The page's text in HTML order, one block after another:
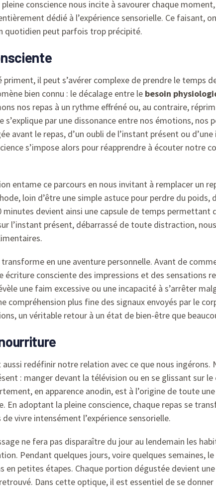
conscience nous incite à savourer chaque
dédié à l’expérience sensorielle. Ce faisant,
quotidien peut parfois trop précipité.
il peut s’avérer complexe de prendre le temps
bien connu : le décalage entre le besoin
nos repas à un rythme effréné ou, au contraire,
par une dissonance entre nos émotions, nos
avant le repas, d’un oubli de l’instant présent ou
s’impose alors pour réapprendre à écouter notre
entame ce parcours en nous invitant à remplacer un
loin d’être une simple astuce pour perdre du poids,
devient ainsi une capsule de temps
l’instant présent, débarrassé de toute distraction,
en une aventure personnelle. Avant de
écriture consciente des impressions et des sensations
une faim excessive ou une incapacité à s’arrêter
compréhension plus fine des signaux envoyés par le
un véritable retour à un état de bien-être que
aussi redéfinir notre relation avec ce que nous
: manger devant la télévision ou en se glissant sur
en apparence anodin, est à l’origine de toute
En adoptant la pleine conscience, chaque repas se
vivre intensément l’expérience sensorielle.
ne fera pas disparaître du jour au lendemain les
Pendant quelques jours, voire quelques semaines,
en petites étapes. Chaque portion dégustée devient
Dans cette optique, il est essentiel de se